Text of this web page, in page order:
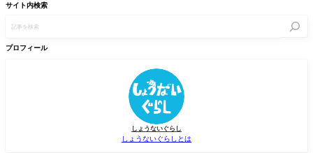
サイト内検索
検
プロフィール
しょうないぐらし
しょうないぐらしとは